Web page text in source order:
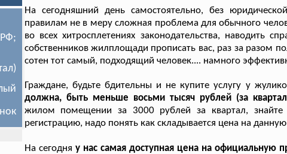
На сегодняшний день самостоятельно, без
правилам не в меру сложная проблема для обычного
во всех хитросплетениях законодательства, наводить
собственников жилплощади прописать вас, раз за разом
сотен тот самый, подходящий человек.... намного
Граждане, будьте бдительны и не купите услугу у
должна, быть меньше восьми тысяч рублей (за
жилом помещении за 3000 рублей за квартал,
регистрацию, надо понять как складывается цена на данную
На сегодня у нас самая доступная цена на официальную